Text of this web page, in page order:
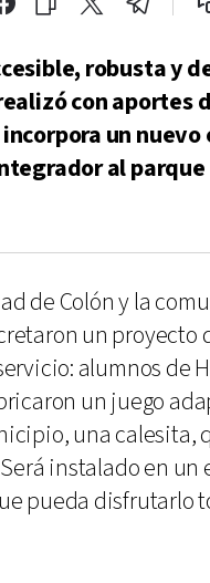
robusta y
con aportes
un
al
de Colón y la
un proyecto
alumnos de
un juego
una calesita,
instalado en un
pueda disfrutarlo